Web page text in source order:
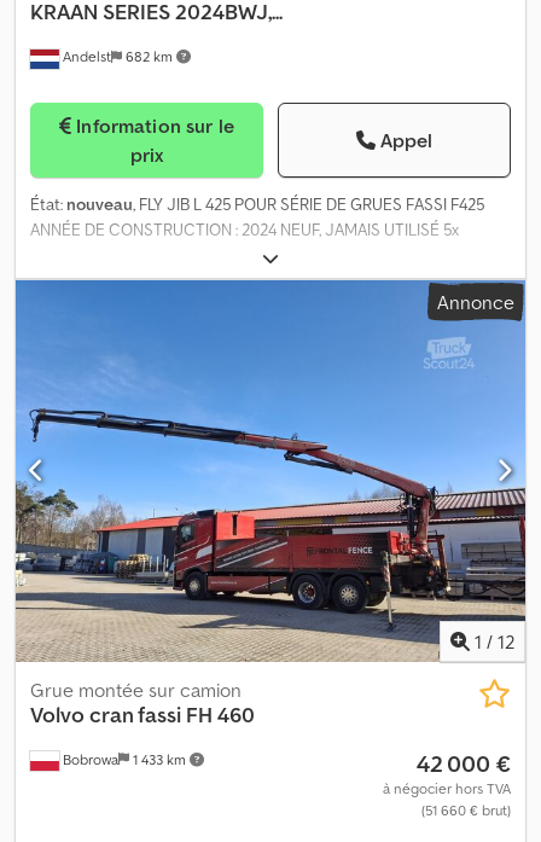
Andelst 682 km
KRAAN SERIES 2024BWJ,...
prix
Appel
État: nouveau, FLY JIB L 425 POUR SÉRIE DE GRUES FASSI F425
ANNÉE DE CONSTRUCTION : 2024 NEUF, JAMAIS UTILISÉ 5x
EXTENSIBLE HYDRAULIQUEMENT MATÉRIAU : ACIER HAUTE
QUALITÉ POUR DURABILITÉ ET RÉSISTANCE À LA FATIGUE
ÉLECTRONIQUES ET ÉQUIPEMENTS FASSI POUR LA LIMITATION
Annonce
1 / 12
Bobrowa 1 433 km
Grue montée sur camion
Volvo cran fassi FH 460
42 000 €
à négocier hors TVA
(51 660 € brut)